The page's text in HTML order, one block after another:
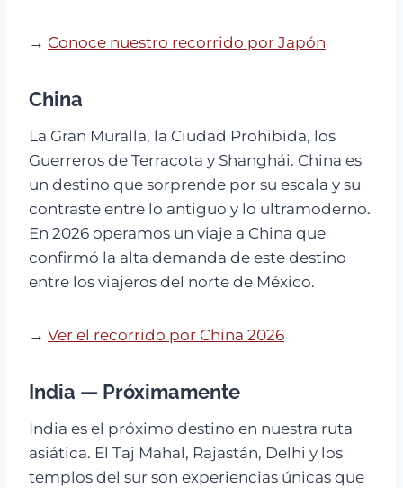
→ Conoce nuestro recorrido por Japón
China
La Gran Muralla, la Ciudad Prohibida, los
Guerreros de Terracota y Shanghái. China es
un destino que sorprende por su escala y su
contraste entre lo antiguo y lo ultramoderno.
En 2026 operamos un viaje a China que
confirmó la alta demanda de este destino
entre los viajeros del norte de México.
→ Ver el recorrido por China 2026
India — Próximamente
India es el próximo destino en nuestra ruta
asiática. El Taj Mahal, Rajastán, Delhi y los
templos del sur son experiencias únicas que